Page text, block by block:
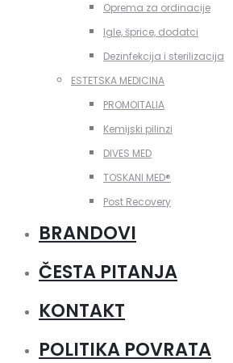
Oprema za ordinacije
Igle, šprice, dodatci
Dezinfekcija i sterilizacija
ESTETSKA MEDICINA
PROMOITALIA
Kemijski pilinzi
DIVES MED
TOSKANI MED®️
Post Recovery
BRANDOVI
ČESTA PITANJA
KONTAKT
POLITIKA POVRATA